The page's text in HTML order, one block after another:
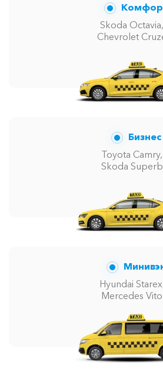
Skoda Octavia,
Chevrolet
Бизнес
Toyota Camry,
Skoda Superb
Hyundai
Mercedes Vito